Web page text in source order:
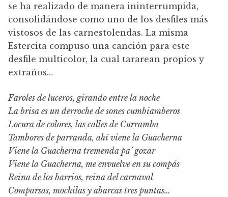
se ha realizado de manera ininterrumpida,
consolidándose como uno de los desfiles más
vistosos de las carnestolendas. La misma
Estercita compuso una canción para este
desfile multicolor, la cual tararean propios y
extraños…
Faroles de luceros, girando entre la noche
La brisa es un derroche de sones cumbiamberos
Locura de colores, las calles de Curramba
Tambores de parranda, ahí viene la Guacherna
Viene la Guacherna tremenda pa’ gozar
Viene la Guacherna, me envuelve en su compás
Reina de los barrios, reina del carnaval
Comparsas, mochilas y abarcas tres puntas…